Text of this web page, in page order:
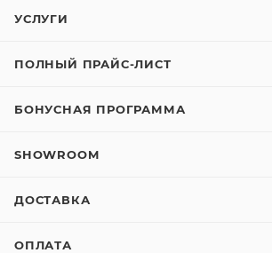
УСЛУГИ
ПОЛНЫЙ ПРАЙС-ЛИСТ
БОНУСНАЯ ПРОГРАММА
SHOWROOM
ДОСТАВКА
ОПЛАТА